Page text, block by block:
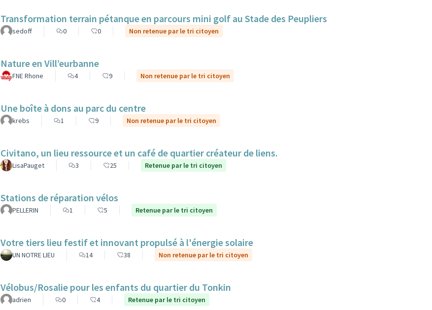
Transformation terrain pétanque en parcours mini golf au Stade des Peupliers
sedoff 0 0 Non retenue par le tri citoyen
Nature en Vill’eurbanne
FNE Rhone 4 9 Non retenue par le tri citoyen
Une boîte à dons au parc du centre
krebs 1 9 Non retenue par le tri citoyen
Civitano, un lieu ressource et un café de quartier créateur de liens.
LisaPauget 3 25 Retenue par le tri citoyen
Stations de réparation vélos
PELLERIN 1 5 Retenue par le tri citoyen
Votre tiers lieu festif et innovant propulsé à l'énergie solaire
UN NOTRE LIEU 14 38 Non retenue par le tri citoyen
Vélobus/Rosalie pour les enfants du quartier du Tonkin
adrien 0 4 Retenue par le tri citoyen